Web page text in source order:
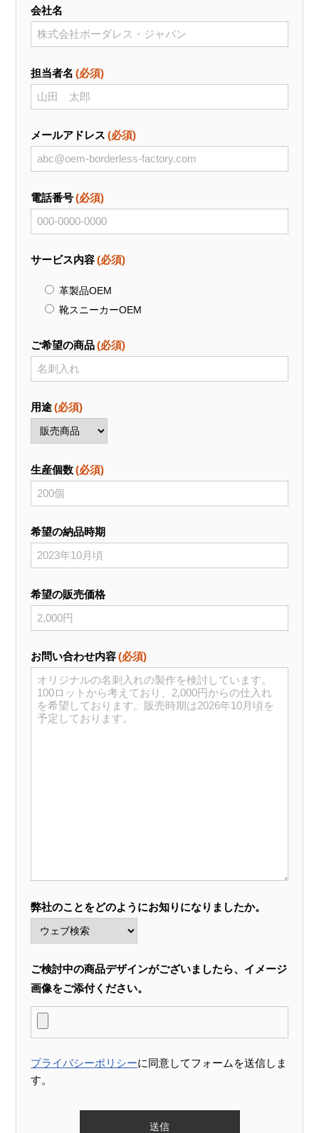
会社名
担当者名 (必須)
メールアドレス (必須)
電話番号 (必須)
サービス内容 (必須)
革製品OEM
靴スニーカーOEM
ご希望の商品 (必須)
用途 (必須)
生産個数 (必須)
希望の納品時期
希望の販売価格
お問い合わせ内容 (必須)
弊社のことをどのようにお知りになりましたか。
ご検討中の商品デザインがございましたら、イメージ
画像をご添付ください。
プライバシーポリシーに同意してフォームを送信しま
す。